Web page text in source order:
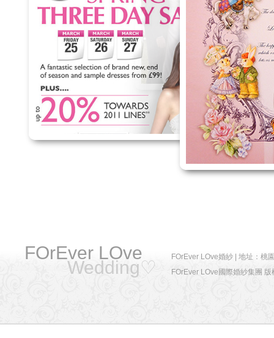
FOrEver LOve
Wedding♡
FOrEver LOve婚紗 | 地址：桃
FOrEver LOve國際婚紗集團